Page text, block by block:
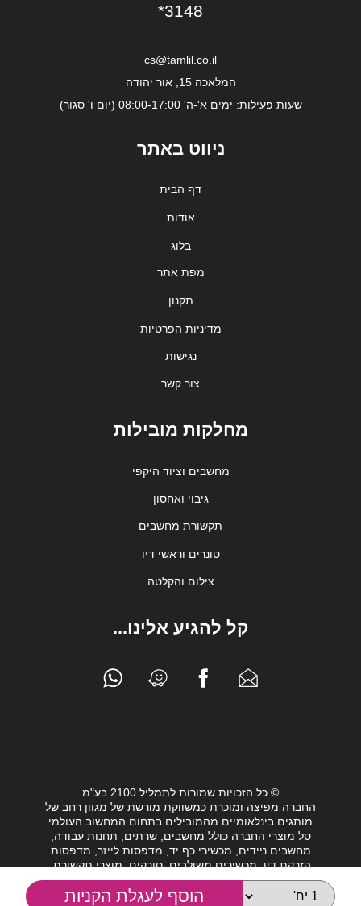
*3148
cs@tamlil.co.il
המלאכה 15, אור יהודה
שעות פעילות: ימים א'-ה' 08:00-17:00 (יום ו' סגור)
ניווט באתר
דף הבית
אודות
בלוג
מפת אתר
תקנון
מדיניות הפרטיות
נגישות
צור קשר
מחלקות מובילות
מחשבים וציוד היקפי
גיבוי ואחסון
תקשורת מחשבים
טונרים וראשי דיו
צילום והקלטה
קל להגיע אלינו...
© כל הזכויות שמורות לתמליל 2100 בע"מ
החברה מפיצה ומוכרת כמשווקת מורשת של מגוון רחב של
מותגים בינלאומיים מהמובילים בתחום המחשוב העולמי
סל מוצרי החברה כולל מחשבים, שרתים, תחנות עבודה,
מחשבים ניידים, מכשירי כף יד, מדפסות לייזר, מדפסות
הזרקת דיו, מכשירים משולבים, סורקים, מוצרי תקשורת,
חלקי מחשב, כונני גיבוי וציוד נלווה מגוון לעולם המחשבים.